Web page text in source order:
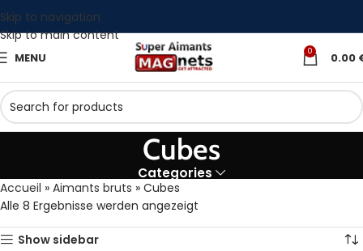
Skip to navigation
Skip to main content
MENU 0 0.00
Cubes
Categories
Accueil » Aimants bruts » Cubes
Alle 8 Ergebnisse werden angezeigt
Show sidebar